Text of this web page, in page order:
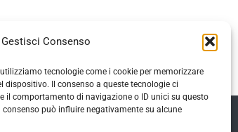
Gestisci Consenso
tecnologie come i cookie per memorizzare
dispositivo. Il consenso a queste tecnologie ci
il comportamento di navigazione o ID unici su questo
può influire negativamente su alcune